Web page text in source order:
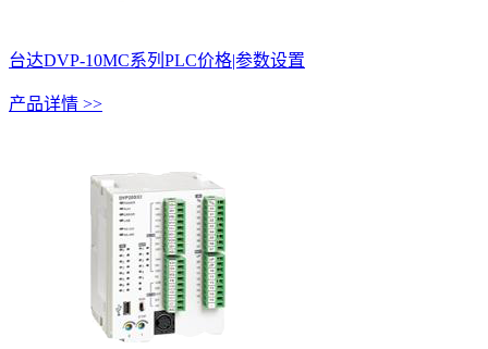
台达DVP-10MC系列PLC价格|参数设置
产品详情 >>